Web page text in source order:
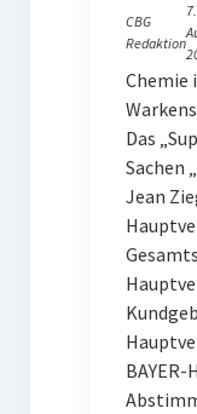
CBG
Redaktion
7.
Chemie
Das
Sachen
Jean